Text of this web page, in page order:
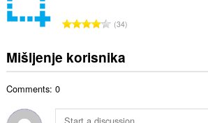
n
:
j
o
j
e
:
n
r
o
c
U
u
p
b
34
Mišljenje korisnika
Comments: 0